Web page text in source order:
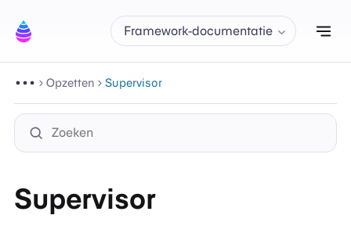
Framework-documentatie
Opzetten Supervisor
Supervisor